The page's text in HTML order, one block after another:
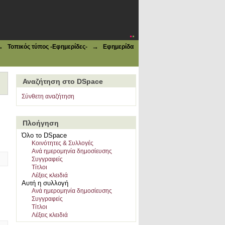
Τοπικός τύπος -Εφημερίδες- →
Εφημερίδα
Αναζήτηση στο DSpace
Σύνθετη αναζήτηση
Πλοήγηση
Όλο το DSpace
Κοινότητες & Συλλογές
Ανά ημερομηνία δημοσίευσης
Συγγραφείς
Τίτλοι
Λέξεις κλειδιά
Αυτή η συλλογή
Ανά ημερομηνία δημοσίευσης
Συγγραφείς
Τίτλοι
Λέξεις κλειδιά